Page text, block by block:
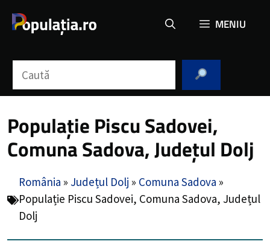
MENIU
Populație Piscu Sadovei,
Comuna Sadova, Județul Dolj
România » Județul Dolj » Comuna Sadova »
Populație Piscu Sadovei, Comuna Sadova, Județul
Dolj